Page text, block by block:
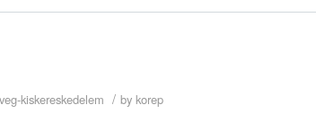
kiskereskedelem / by korep